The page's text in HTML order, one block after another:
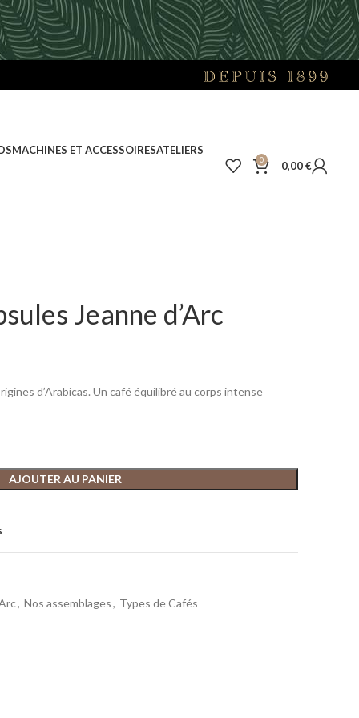
MACHINES ET ACCESSOIRESATELIERS
0 0,00€
Jeanne d’Arc
d’Arabicas. Un café équilibré au corps intense
AJOUTER AU PANIER
, Nos assemblages, Types de Cafés